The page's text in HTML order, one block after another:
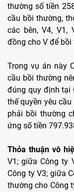
thường số tiền
cầu bồi thường,
các bên, V4, V1,
đồng cho V để bồi
Trong vụ án này
cầu bồi thường
đúng quy định tại
thế quyền yêu
phải bồi thường
ứng số tiền
Thỏa thuận vô
V1; giữa Công ty
Công ty V3; giữa
thường cho Công